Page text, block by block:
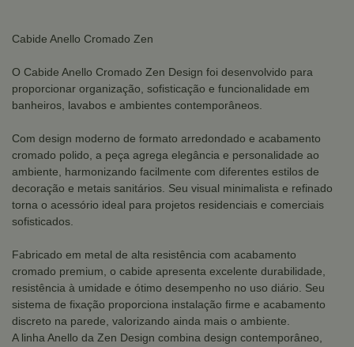
Cabide Anello Cromado Zen
O Cabide Anello Cromado Zen Design foi desenvolvido para
proporcionar organização, sofisticação e funcionalidade em
banheiros, lavabos e ambientes contemporâneos.
Com design moderno de formato arredondado e acabamento
cromado polido, a peça agrega elegância e personalidade ao
ambiente, harmonizando facilmente com diferentes estilos de
decoração e metais sanitários. Seu visual minimalista e refinado
torna o acessório ideal para projetos residenciais e comerciais
sofisticados.
Fabricado em metal de alta resistência com acabamento
cromado premium, o cabide apresenta excelente durabilidade,
resistência à umidade e ótimo desempenho no uso diário. Seu
sistema de fixação proporciona instalação firme e acabamento
discreto na parede, valorizando ainda mais o ambiente.
A linha Anello da Zen Design combina design contemporâneo,